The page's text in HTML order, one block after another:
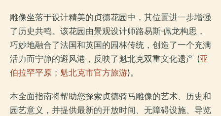
雕像坐落于设计精美的贞德花园中，其位置进一步增强
了历史共鸣。该花园由景观设计师路易斯·佩龙构思，
巧妙地融合了法国和英国的园林传统，创造了一个充满
活力而宁静的避风港，反映了魁北克双重文化遗产 (亚
伯拉罕平原 ； 魁北克市官方旅游)。
本全面指南将帮助您探索贞德骑马雕像的艺术、历史和
园艺意义，并提供最新的开放时间、无障碍设施、导览